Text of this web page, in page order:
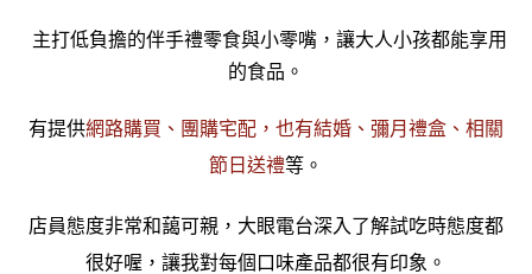
主打低負擔的伴手禮零食與小零嘴，讓大人小孩都能享用
的食品。
有提供網路購買、團購宅配，也有結婚、彌月禮盒、相關
節日送禮等。
店員態度非常和藹可親，大眼電台深入了解試吃時態度都
很好喔，讓我對每個口味產品都很有印象。